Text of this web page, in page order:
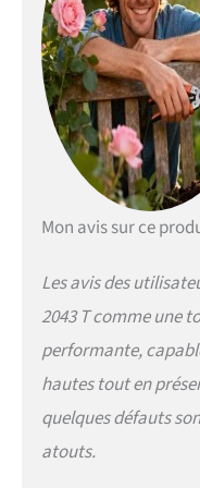
Mon avis sur ce
Les avis des
2043 T comme une
performante,
hautes tout en
quelques défauts
atouts.